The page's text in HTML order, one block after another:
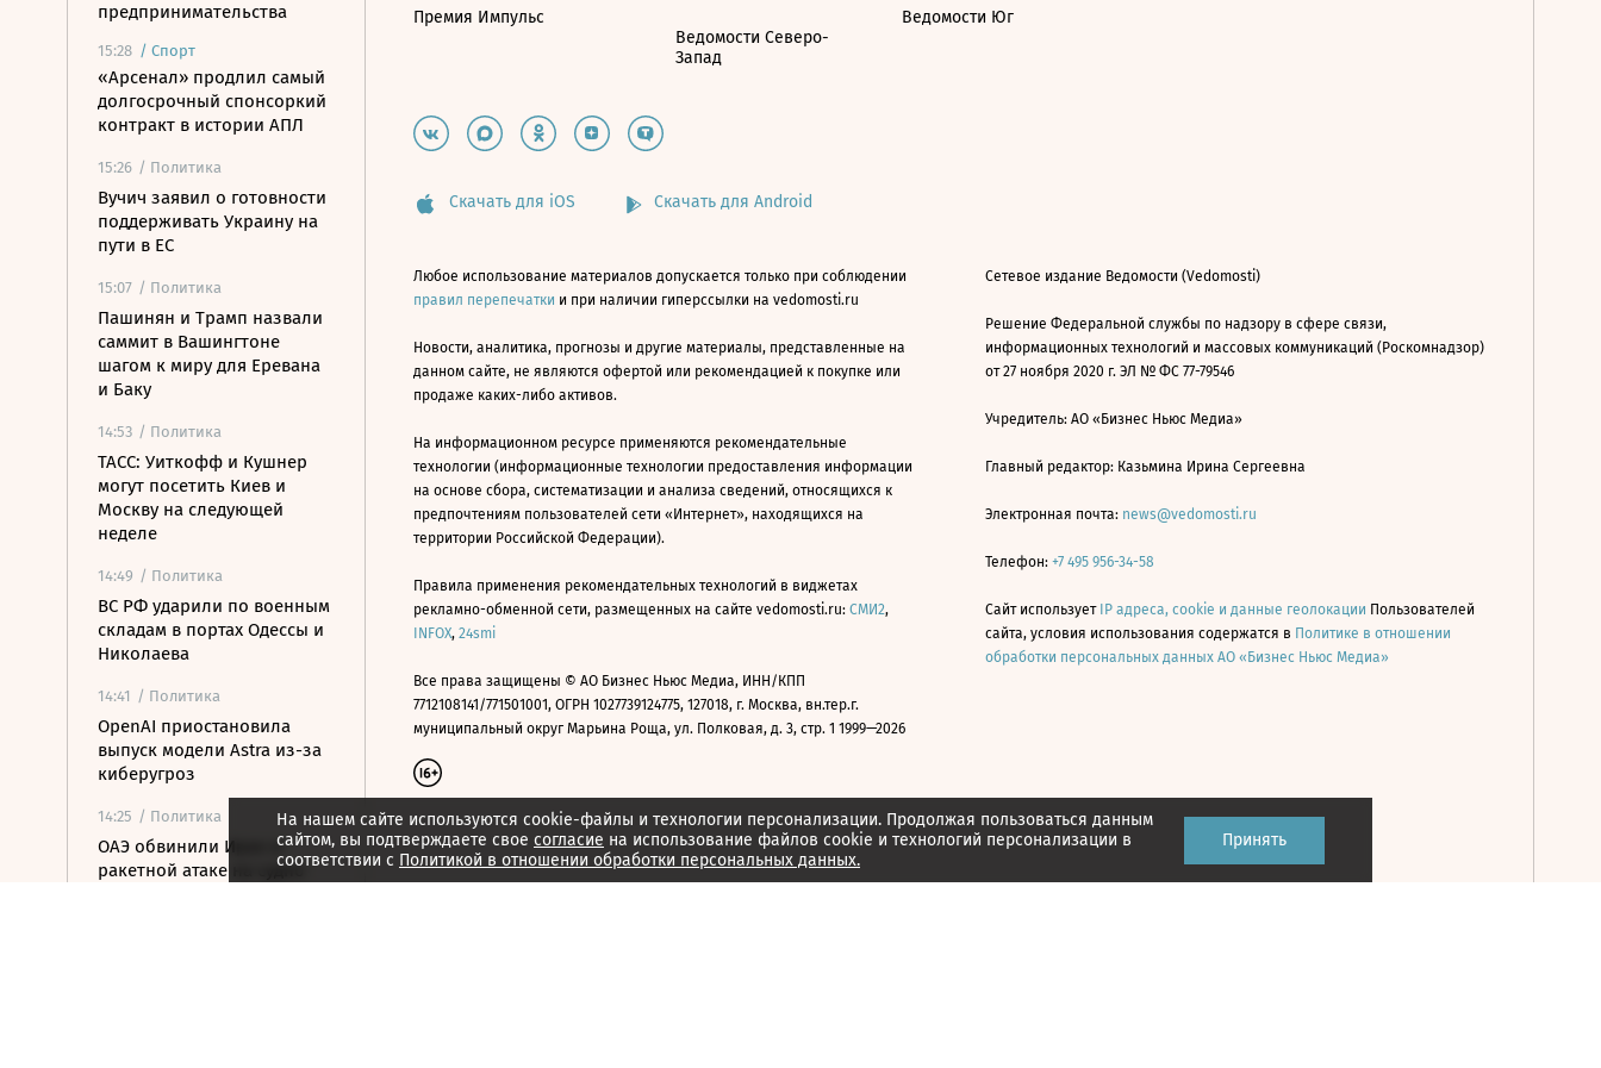
предпринимательства
15:28 / Спорт
«Арсенал» продлил самый
долгосрочный спонсоркий
контракт в истории АПЛ
15:26 / Политика
Вучич заявил о готовности
поддерживать Украину на
пути в ЕС
15:07 / Политика
Пашинян и Трамп назвали
саммит в Вашингтоне
шагом к миру для Еревана
и Баку
14:53 / Политика
ТАСС: Уиткофф и Кушнер
могут посетить Киев и
Москву на следующей
неделе
14:49 / Политика
ВС РФ ударили по военным
складам в портах Одессы и
Николаева
14:41 / Политика
OpenAI приостановила
выпуск модели Astra из-за
киберугроз
14:25 / Политика
ОАЭ обвинили Иран в
ракетной атаке на судно
На нашем сайте используются cookie-файлы и технологии персонализации. Продолжая пользоваться данным
сайтом, вы подтверждаете свое согласие на использование файлов cookie и технологий персонализации в
соответствии с Политикой в отношении обработки персональных данных.
Принять
Премия Импульс
Ведомости Северо-
Запад
Ведомости Юг
Скачать для iOS Скачать для Android
Любое использование материалов допускается только при соблюдении
правил перепечатки и при наличии гиперссылки на vedomosti.ru
Новости, аналитика, прогнозы и другие материалы, представленные на
данном сайте, не являются офертой или рекомендацией к покупке или
продаже каких-либо активов.
На информационном ресурсе применяются рекомендательные
технологии (информационные технологии предоставления информации
на основе сбора, систематизации и анализа сведений, относящихся к
предпочтениям пользователей сети «Интернет», находящихся на
территории Российской Федерации).
Правила применения рекомендательных технологий в виджетах
рекламно-обменной сети, размещенных на сайте vedomosti.ru: СМИ2,
INFOX, 24smi
Все права защищены © АО Бизнес Ньюс Медиа, ИНН/КПП
7712108141/771501001, ОГРН 1027739124775, 127018, г. Москва, вн.тер.г.
муниципальный округ Марьина Роща, ул. Полковая, д. 3, стр. 1 1999—2026
Сетевое издание Ведомости (Vedomosti)
Решение Федеральной службы по надзору в сфере связи,
информационных технологий и массовых коммуникаций (Роскомнадзор)
от 27 ноября 2020 г. ЭЛ № ФС 77-79546
Учредитель: АО «Бизнес Ньюс Медиа»
Главный редактор: Казьмина Ирина Сергеевна
Электронная почта: news@vedomosti.ru
Телефон: +7 495 956-34-58
Сайт использует IP адреса, cookie и данные геолокации Пользователей
сайта, условия использования содержатся в Политике в отношении
обработки персональных данных АО «Бизнес Ньюс Медиа»